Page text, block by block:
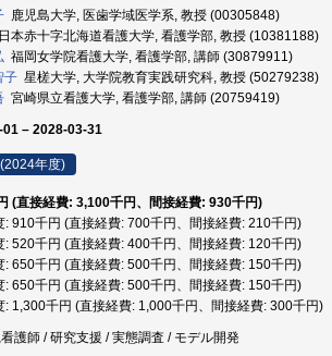
鹿児島大学, 医歯学域医学系, 教授 (00305848)
日本赤十字北海道看護大学, 看護学部, 教授 (10381188)
福岡女学院看護大学, 看護学部, 講師 (30879911)
子 星槎大学, 大学院教育実践研究科, 教授 (50279238)
宮崎県立看護大学, 看護学部, 講師 (20759419)
– 2028-03-31
年度)
(直接経費: 3,100千円、間接経費: 930千円)
: 910千円 (直接経費: 700千円、間接経費: 210千円)
: 520千円 (直接経費: 400千円、間接経費: 120千円)
: 650千円 (直接経費: 500千円、間接経費: 150千円)
: 650千円 (直接経費: 500千円、間接経費: 150千円)
: 1,300千円 (直接経費: 1,000千円、間接経費: 300千円)
護師 / 研究支援 / 実態調査 / モデル開発